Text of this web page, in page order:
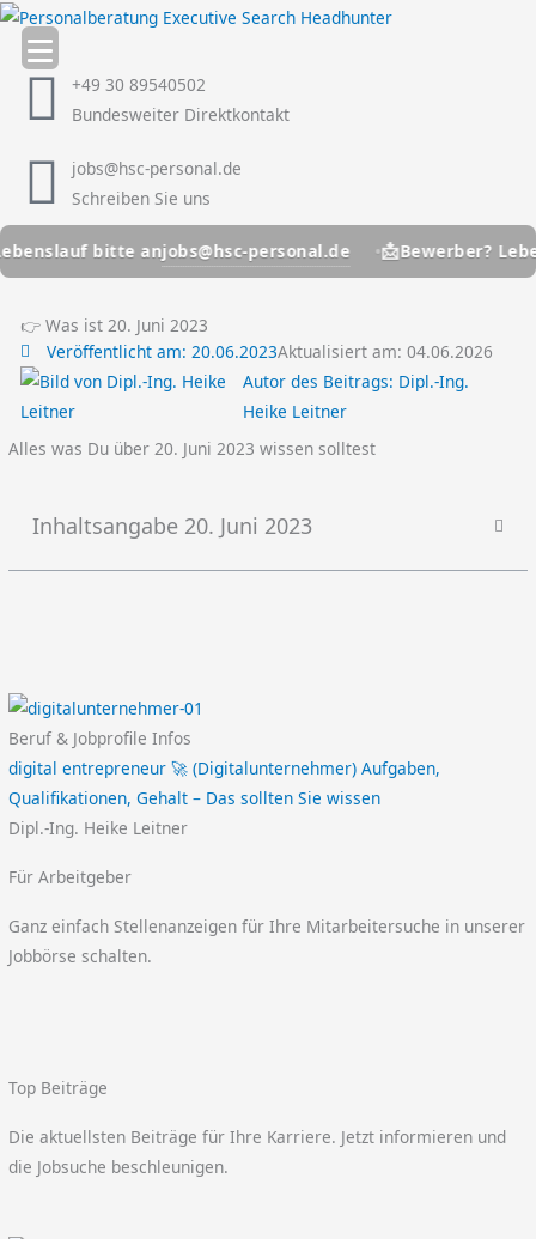
Zum
Inhalt
springen
+49 30 89540502
Bundesweiter Direktkontakt
jobs@hsc-personal.de
Schreiben Sie uns
bitte anjobs@hsc-personal.de Bewerber?
👉 Was ist 20. Juni 2023
Veröffentlicht am:20.06.2023Aktualisiert am: 04.06.2026
Autor des Beitrags: Dipl.-Ing.
Heike Leitner
Alles was Du über 20. Juni 2023 wissen solltest
Inhaltsangabe 20. Juni 2023
Beruf & Jobprofile Infos
digital entrepreneur 🚀 (Digitalunternehmer) Aufgaben,
Qualifikationen, Gehalt – Das sollten Sie wissen
Dipl.-Ing. Heike Leitner
Für Arbeitgeber
Ganz einfach Stellenanzeigen für Ihre Mitarbeitersuche in unserer
Jobbörse schalten.
Top Beiträge
Die aktuellsten Beiträge für Ihre Karriere. Jetzt informieren und
die Jobsuche beschleunigen.